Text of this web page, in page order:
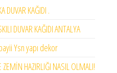
DUVAR KAĞIDI .
DUVAR KAĞIDI ANTALYA
Ysn yapı dekor
HAZIRLIĞI NASIL OLMALI!